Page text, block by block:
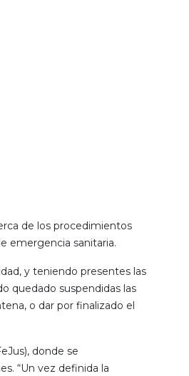
de los procedimientos
emergencia sanitaria.
y teniendo presentes las
quedado suspendidas las
o dar por finalizado el
donde se
“Un vez definida la